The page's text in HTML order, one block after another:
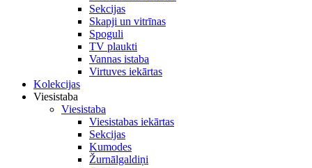
Sekcijas
Skapji un vitrīnas
Spoguli
TV plaukti
Vannas istaba
Virtuves iekārtas
Kolekcijas
Viesistaba
Viesistaba
Viesistabas iekārtas
Sekcijas
Kumodes
Žurnālgaldiņi